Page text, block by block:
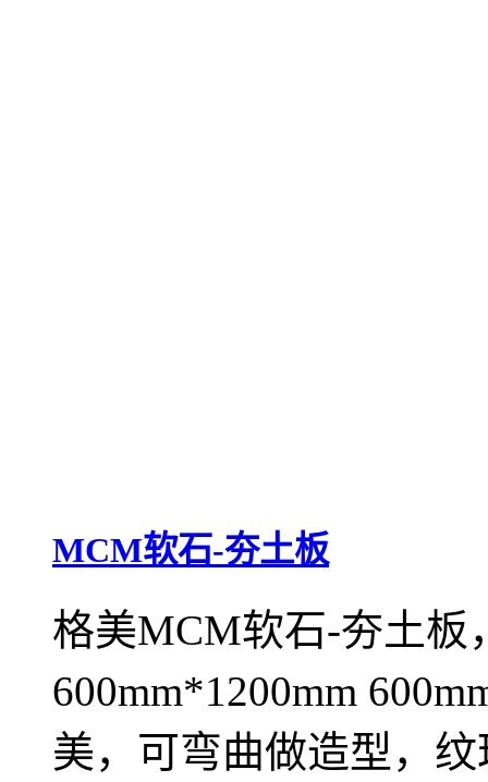
MCM软石-夯土板
格美MCM软石-夯土板
600mm*1200mm
美，可弯曲做造型，